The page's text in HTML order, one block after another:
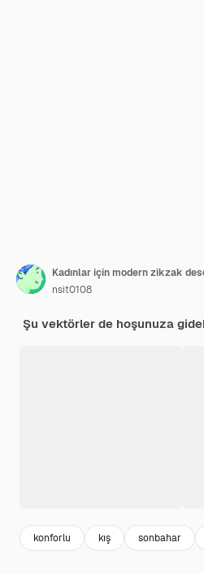
Kadınlar için modern zikzak
nsit0108
Şu vektörler de hoşunuza
konforlu kış sonbahar